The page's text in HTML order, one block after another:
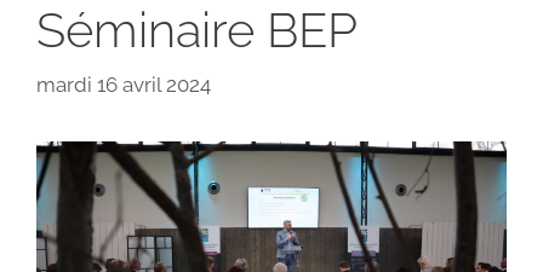
Séminaire BEP
mardi 16 avril 2024